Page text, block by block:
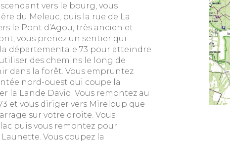
vers le bourg, vous
du Meleuc, puis la rue de La
le Pont d’Agou, très ancien et
vous prenez un sentier qui
départementale 73 pour atteindre
des chemins le long de
dans la forêt. Vous empruntez
nord-ouest qui coupe la
la Lande David. Vous remontez au
et vous diriger vers Mireloup que
sur votre droite. Vous
puis vous remontez pour
Vous coupez la